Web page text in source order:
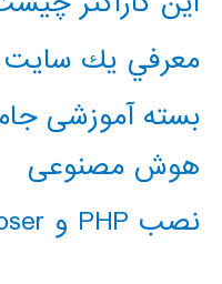
معرفي يك سايت
بسته آموزشی
هوش مصنوعی
نصب PHP و composer در ویندوز 10